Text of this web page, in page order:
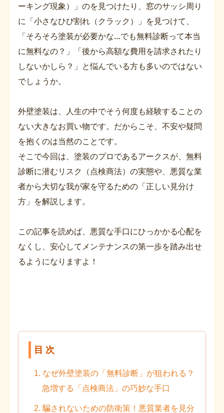
ーキング現象）」のを見つけたり、窓のサッシ周り
に「小さなひび割れ（クラック）」を見つけて、
「そろそろ塗装が必要かな…でも無料診断って本当
に無料なの？」「後から高額な費用を請求されたり
しないかしら？」と悩んでいる方も多いのではない
でしょうか。
外壁塗装は、人生の中でそう何度も経験することの
ない大きなお買い物です。だからこそ、不安や疑問
を抱くのは当然のことです。
そこで今回は、塗装のプロであるアークスが、無料
診断に潜むリスク（点検商法）の実態や、悪質な業
者から大切な我が家を守るための「正しい見分け
方」を解説します。
この記事を読めば、悪質な手口にひっかかる心配を
なくし、安心してメンテナンスの第一歩を踏み出せ
るようになりますよ！
目 次
1. なぜ外壁塗装の「無料診断」が狙われる？
急増する「点検商法」の巧妙な手口
2. 騙されないための防衛策！悪質業者を見分